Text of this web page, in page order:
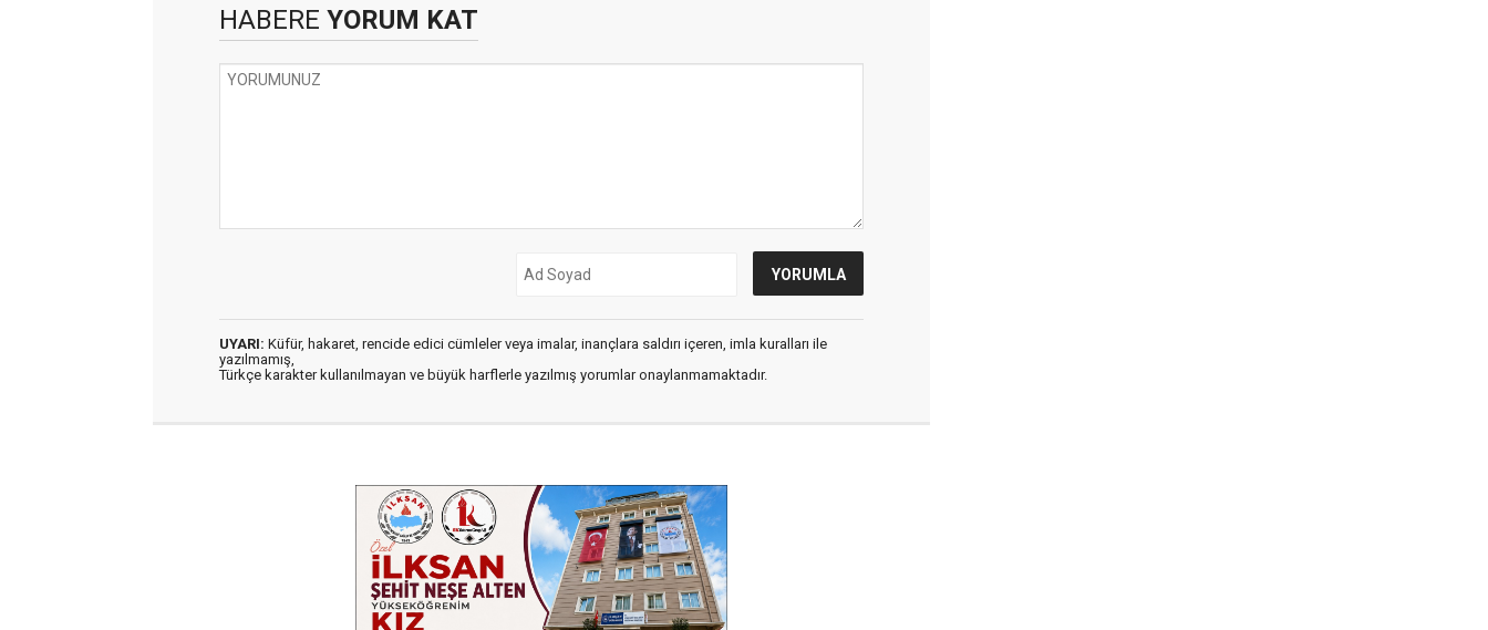
HABERE YORUM KAT
UYARI: Küfür, hakaret, rencide edici cümleler veya imalar, inançlara saldırı içeren, imla kuralları ile
yazılmamış,
Türkçe karakter kullanılmayan ve büyük harflerle yazılmış yorumlar onaylanmamaktadır.